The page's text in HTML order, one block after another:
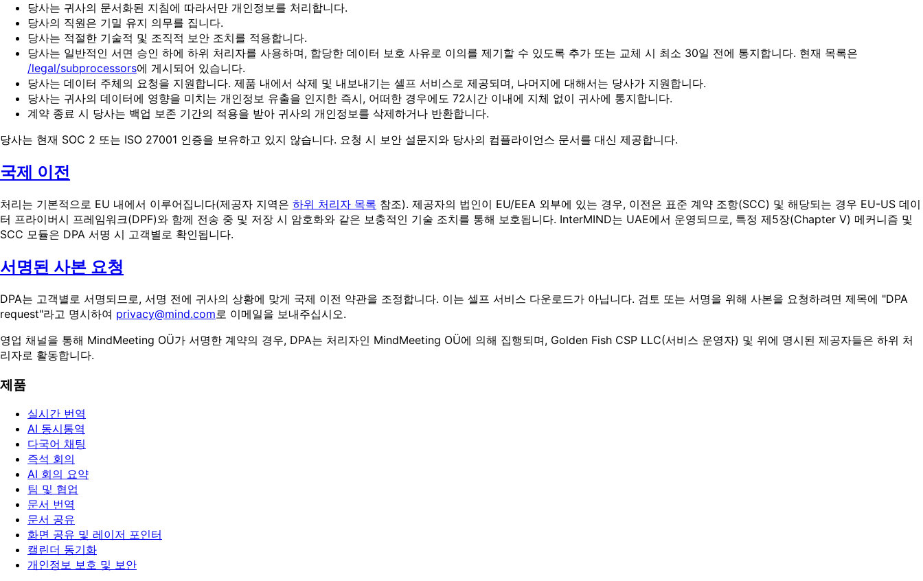
당사는 귀사의 문서화된 지침에 따라서만 개인정보를 처리합니다.
당사의 직원은 기밀 유지 의무를 집니다.
당사는 적절한 기술적 및 조직적 보안 조치를 적용합니다.
당사는 일반적인 서면 승인 하에 하위 처리자를 사용하며, 합당한 데이터 보호 사유로 이의를 제기할 수 있도록 추가 또는 교체 시 최소 30일 전에 통지합니다. 현재 목록은
/legal/subprocessors에 게시되어 있습니다.
당사는 데이터 주체의 요청을 지원합니다. 제품 내에서 삭제 및 내보내기는 셀프 서비스로 제공되며, 나머지에 대해서는 당사가 지원합니다.
당사는 귀사의 데이터에 영향을 미치는 개인정보 유출을 인지한 즉시, 어떠한 경우에도 72시간 이내에 지체 없이 귀사에 통지합니다.
계약 종료 시 당사는 백업 보존 기간의 적용을 받아 귀사의 개인정보를 삭제하거나 반환합니다.
당사는 현재 SOC 2 또는 ISO 27001 인증을 보유하고 있지 않습니다. 요청 시 보안 설문지와 당사의 컴플라이언스 문서를 대신 제공합니다.
국제 이전
처리는 기본적으로 EU 내에서 이루어집니다(제공자 지역은 하위 처리자 목록 참조). 제공자의 법인이 EU/EEA 외부에 있는 경우, 이전은 표준 계약 조항(SCC) 및 해당되는 경우 EU-US 데이
터 프라이버시 프레임워크(DPF)와 함께 전송 중 및 저장 시 암호화와 같은 보충적인 기술 조치를 통해 보호됩니다. InterMIND는 UAE에서 운영되므로, 특정 제5장(Chapter V) 메커니즘 및
SCC 모듈은 DPA 서명 시 고객별로 확인됩니다.
서명된 사본 요청
DPA는 고객별로 서명되므로, 서명 전에 귀사의 상황에 맞게 국제 이전 약관을 조정합니다. 이는 셀프 서비스 다운로드가 아닙니다. 검토 또는 서명을 위해 사본을 요청하려면 제목에 "DPA
request"라고 명시하여 privacy@mind.com로 이메일을 보내주십시오.
영업 채널을 통해 MindMeeting OÜ가 서명한 계약의 경우, DPA는 처리자인 MindMeeting OÜ에 의해 집행되며, Golden Fish CSP LLC(서비스 운영자) 및 위에 명시된 제공자들은 하위 처
리자로 활동합니다.
제품
실시간 번역
AI 동시통역
다국어 채팅
즉석 회의
AI 회의 요약
팀 및 협업
문서 번역
문서 공유
화면 공유 및 레이저 포인터
캘린더 동기화
개인정보 보호 및 보안